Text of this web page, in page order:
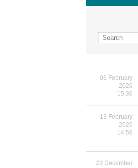
06 February
2026
15:36
13 February
2026
14:56
23 December